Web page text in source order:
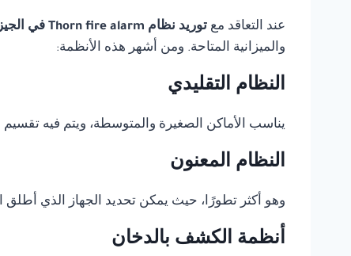
عند التعاقد مع توريد نظام Thorn fire alarm في الجيزة
والميزانية المتاحة. ومن أشهر هذه الأنظمة:
النظام التقليدي
يناسب الأماكن الصغيرة والمتوسطة، ويتم فيه
النظام المعنون
وهو أكثر تطورًا، حيث يمكن تحديد الجهاز الذي أطلق
أنظمة الكشف بالدخان